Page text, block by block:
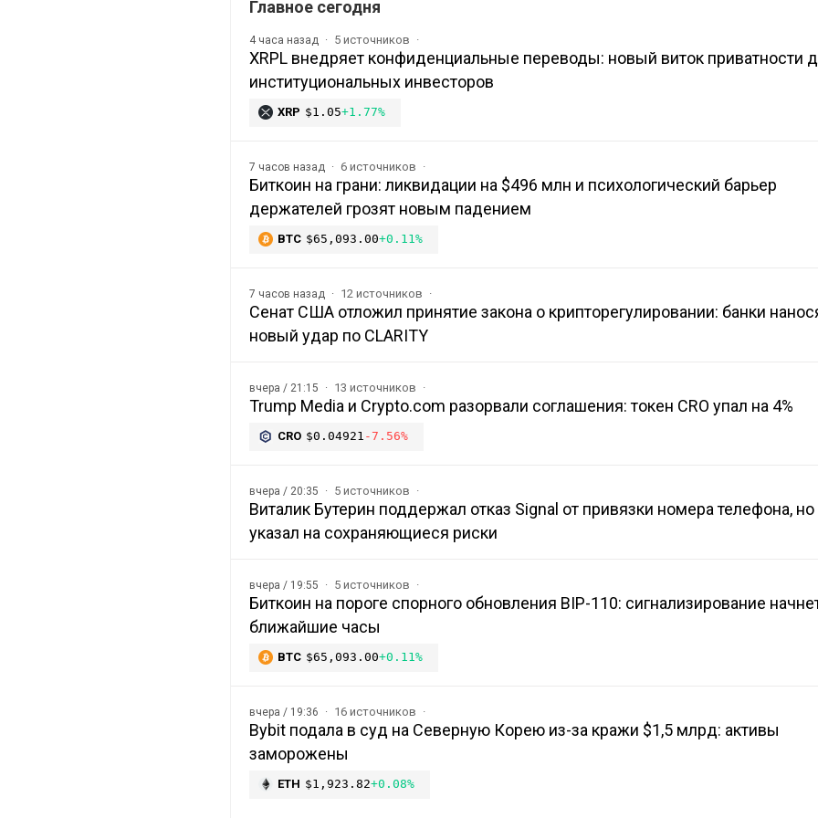
Главное сегодня
4 часа назад 5 источников
XRPL внедряет конфиденциальные переводы: новый виток приватности
институциональных инвесторов
XRP $1.05+1.77%
7 часов назад 6 источников
Биткоин на грани: ликвидации на $496 млн и психологический барьер
держателей грозят новым падением
BTC $65,093.00+0.11%
7 часов назад 12 источников
Сенат США отложил принятие закона о крипторегулировании: банки
новый удар по CLARITY
вчера / 21:15 13 источников
Trump Media и Crypto.com разорвали соглашения: токен CRO упал на 4%
CRO $0.04921 -7.56%
вчера / 20:35 5 источников
Виталик Бутерин поддержал отказ Signal от привязки номера телефона, но
указал на сохраняющиеся риски
вчера / 19:55 5 источников
Биткоин на пороге спорного обновления BIP-110: сигнализирование
ближайшие часы
BTC $65,093.00+0.11%
вчера / 19:36 16 источников
Bybit подала в суд на Северную Корею из-за кражи $1,5 млрд: активы
заморожены
ETH $1,923.82+0.08%